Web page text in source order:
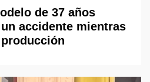
de 37 años
accidente mientras